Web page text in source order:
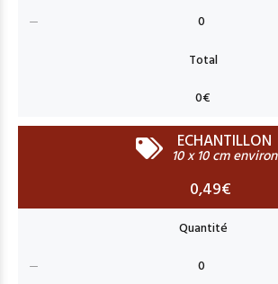
ECHANTILLON
10 x 10 cm environ
0,49€